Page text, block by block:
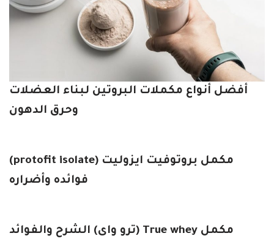
أفضل أنواع مكملات البروتين لبناء العضلات
وحرق الدهون
مكمل بروتوفيت ايزوليت (protofit isolate)
فوائده وأضراره
مكمل True whey (ترو واى) الشرح والفوائد